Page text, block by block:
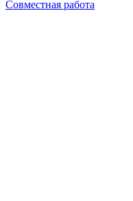
Совместная работа